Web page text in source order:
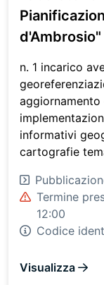
d'Ambrosio"
n. 1 incarico
informativi
cartografie
Termine
12:00
Codice
Visualizza